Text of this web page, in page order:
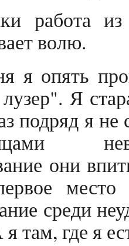
работа
волю.
я опять
Я
подряд я
они
среди
там, где я